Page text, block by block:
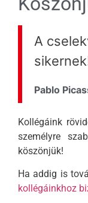
A
Pablo
Kollégáink
személyre
köszönjük!
Ha addig is
kollégáinkhoz